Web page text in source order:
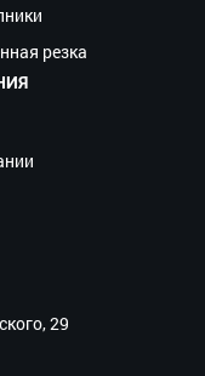
резка
29